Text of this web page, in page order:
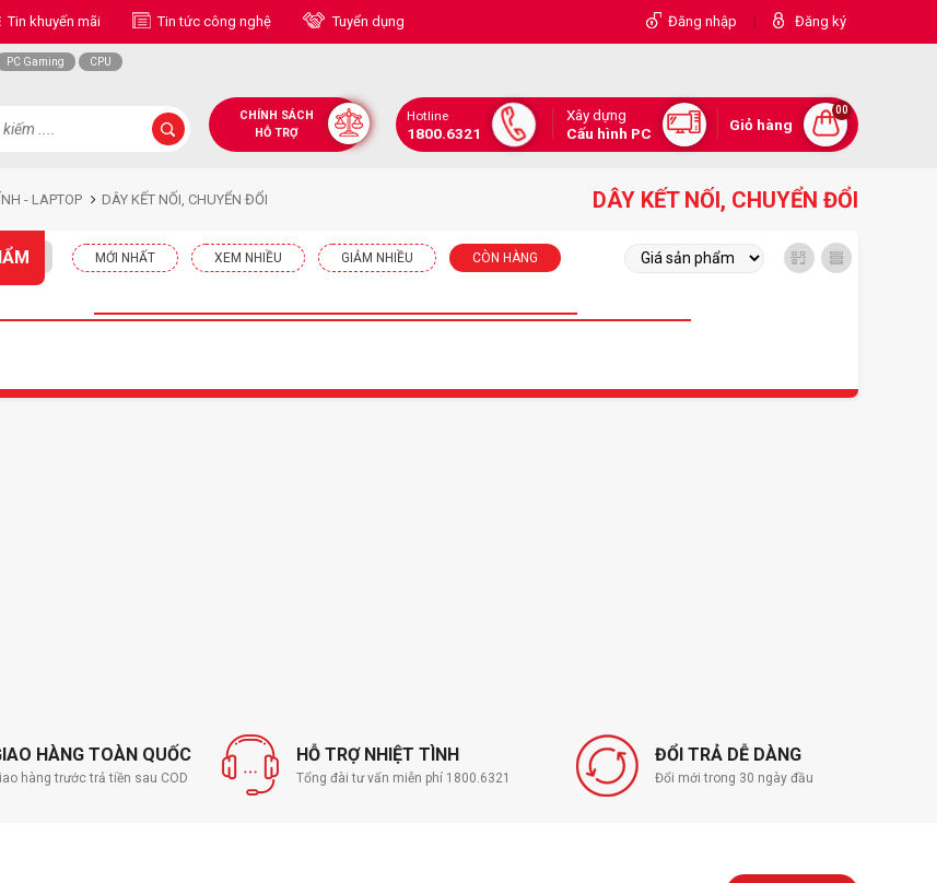
Tin khuyến mãi Tin tức công nghệ Tuyển dụng Đăng nhập | Đăng ký
PC Gaming
CPU
CHÍNH SÁCH
HỖ TRỢ
Hotline
1800.6321
Xây dựng
Cấu hình PC
Giỏ hàng
00
- LAPTOP DÂY KẾT NỐI, CHUYỂN ĐỔI DÂY KẾT NỐI, CHUYỂN ĐỔI
MỚI NHẤT XEM NHIỀU GIẢM NHIỀU CÒN HÀNG
HÀNG TOÀN QUỐC
hàng trước trả tiền sau COD
HỖ TRỢ NHIỆT TÌNH
Tổng đài tư vấn miễn phí 1800.6321
ĐỔI TRẢ DỄ DÀNG
Đổi mới trong 30 ngày đầu